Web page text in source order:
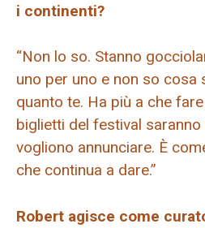
i continenti?
“Non lo so. Stanno
uno per uno e non so cosa
quanto te. Ha più a che
biglietti del festival
vogliono annunciare. È
che continua a dare.”
Robert agisce come